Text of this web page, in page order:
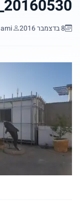
20160530_182022
8 בדצמבר 2016 ami